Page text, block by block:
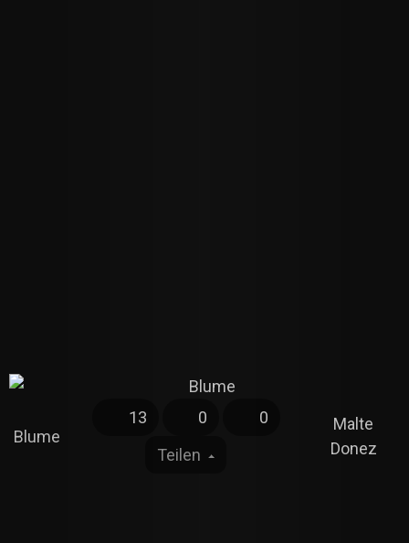
Blume
13 0
0
Teilen
Malte
Donez